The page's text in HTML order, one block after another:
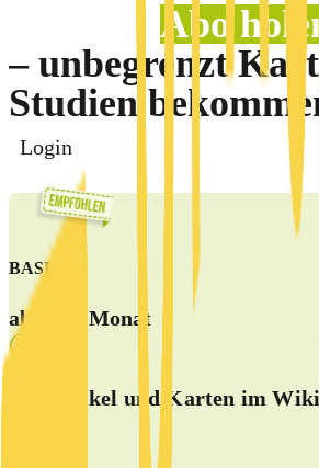
Abo
– unbegrenzt
Studien
BASIS
ab5 € /Monat
alle Artikel und Karten im Wiki
Login